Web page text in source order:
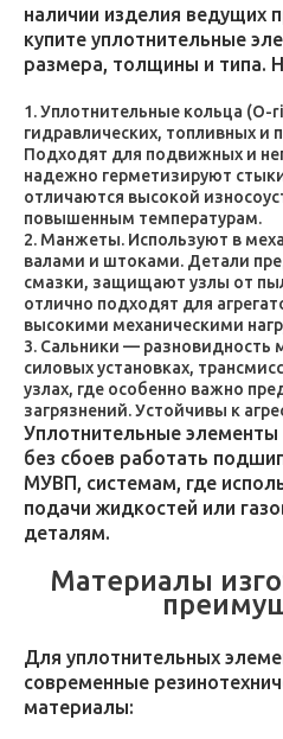
наличии изделия ведущих
купите уплотнительные
размера, толщины и типа.
Уплотнительные кольца (O-
гидравлических, топливных и
Подходят для подвижных и
надежно герметизируют
отличаются высокой
повышенным температурам.
Манжеты. Используют в
валами и штоками. Детали
смазки, защищают узлы от
отлично подходят для
высокими механическими
Сальники — разновидность
силовых установках,
узлах, где особенно важно
загрязнений. Устойчивы к
Уплотнительные
без сбоев работать
МУВП, системам, где
подачи жидкостей или
деталям.
Материалы
Для уплотнительных
современные
материалы: